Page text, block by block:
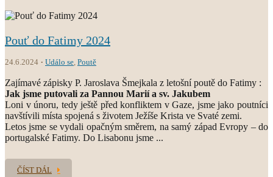
Pouť do Fatimy 2024
24.6.2024 Událo se, Poutě
Zajímavé zápisky P. Jaroslava Šmejkala z letošní poutě do Fatimy :
Jak jsme putovali za Pannou Marií a sv. Jakubem
Loni v únoru, tedy ještě před konfliktem v Gaze, jsme jako poutníci
navštívili místa spojená s životem Ježíše Krista ve Svaté zemi.
Letos jsme se vydali opačným směrem, na samý západ Evropy – do
portugalské Fatimy. Do Lisabonu jsme ...
ČÍST DÁL